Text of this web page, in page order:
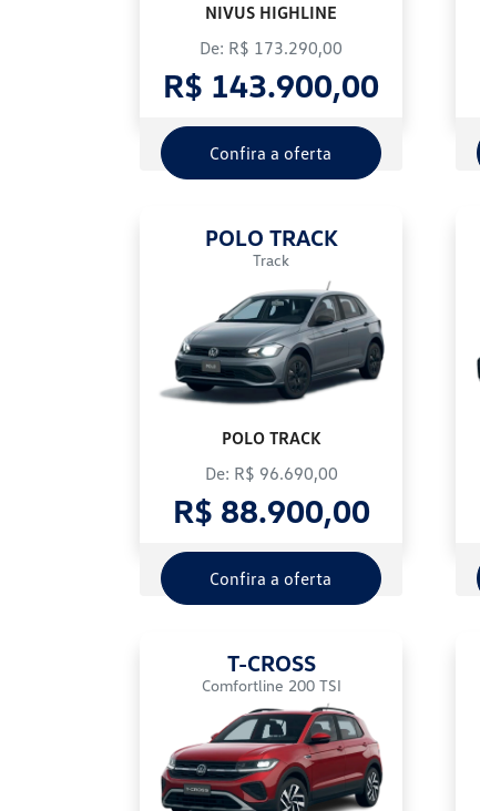
NIVUS HIGHLINE
De: R$ 173.290,00
R$ 143.900,00
Confira a oferta
POLO TRACK
Track
POLO TRACK
De: R$ 96.690,00
R$ 88.900,00
Confira a oferta
T-CROSS
Comfortline 200 TSI